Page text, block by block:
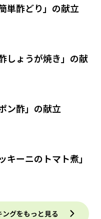
単酢どり」の献立
しょうが焼き」の献
ン酢」の献立
キーニのトマト煮」
グをもっと見る